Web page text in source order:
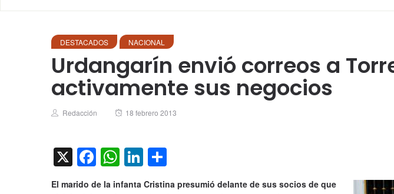
DESTACADOS NACIONAL
Urdangarín envió correos a
activamente sus negocios
Author
Redacción
Posted
18 febrero 2013
X Facebook
WhatsApp
LinkedIn
El marido de la infanta Cristina presumió delante de sus socios de que